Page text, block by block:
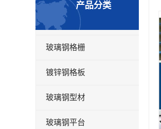
产品分类
玻璃钢格栅
镀锌钢格板
玻璃钢型材
玻璃钢平台